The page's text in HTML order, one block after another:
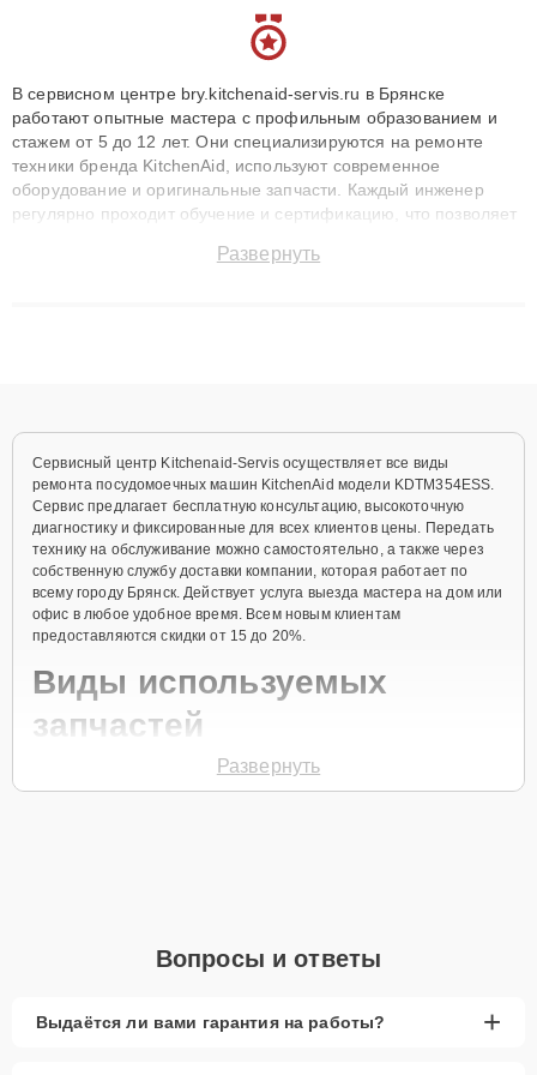
В сервисном центре bry.kitchenaid-servis.ru в Брянске
работают опытные мастера с профильным образованием и
стажем от 5 до 12 лет. Они специализируются на ремонте
техники бренда KitchenAid, используют современное
оборудование и оригинальные запчасти. Каждый инженер
регулярно проходит обучение и сертификацию, что позволяет
технику с сохранением гарантии до 3 лет. Наши мастера
Развернуть
Сервисный центр Kitchenaid-Servis осуществляет все виды
ремонта посудомоечных машин KitchenAid модели KDTM354ESS.
Сервис предлагает бесплатную консультацию, высокоточную
диагностику и фиксированные для всех клиентов цены. Передать
технику на обслуживание можно самостоятельно, а также через
собственную службу доставки компании, которая работает по
всему городу Брянск. Действует услуга выезда мастера на дом или
офис в любое удобное время. Всем новым клиентам
предоставляются скидки от 15 до 20%.
Виды используемых
запчастей
Для ремонта посудомоечной машины модели KDTM354ESS
активное использование устройства дольше
запчастей.
Развернуть
Вопросы и ответы
Выдаётся ли вами гарантия на работы? +